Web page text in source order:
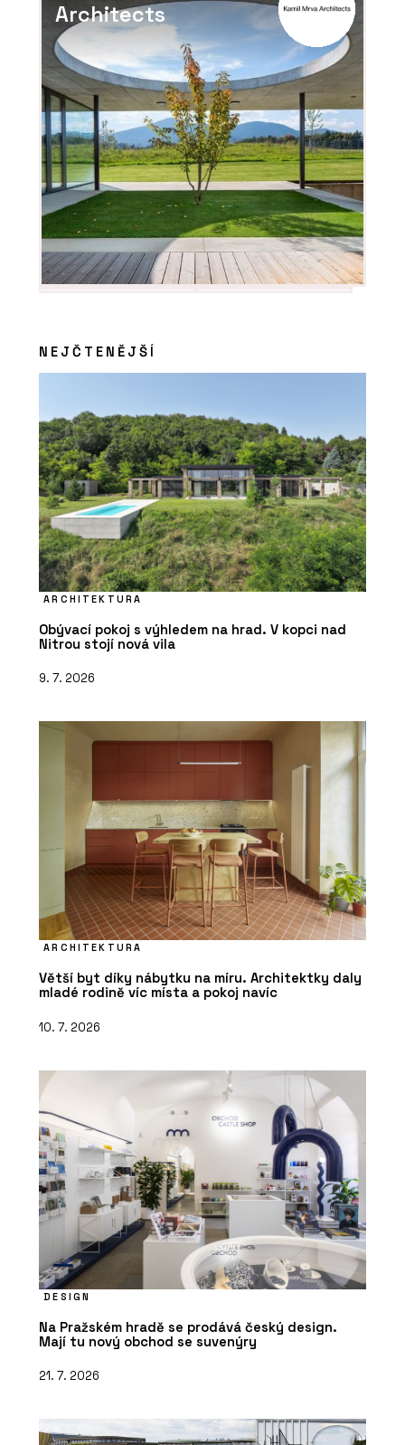
Architects
NEJČTENĚJŠÍ
ARCHITEKTURA
Obývací pokoj s výhledem na hrad. V kopci nad
Nitrou stojí nová vila
9. 7. 2026
ARCHITEKTURA
Větší byt díky nábytku na míru. Architektky daly
mladé rodině víc místa a pokoj navíc
10. 7. 2026
DESIGN
Na Pražském hradě se prodává český design.
Mají tu nový obchod se suvenýry
21. 7. 2026